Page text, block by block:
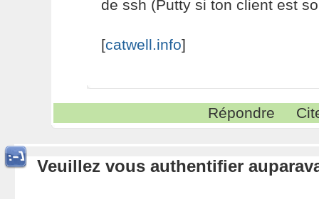
de ssh (Putty si ton client est
[catwell.info]
Répondre
Veuillez vous authentifier